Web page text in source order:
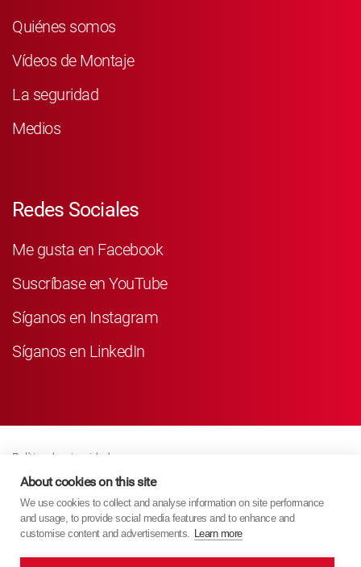
Quiénes somos
Vídeos de Montaje
La seguridad
Medios
Redes Sociales
Me gusta en Facebook
Suscríbase en YouTube
Síganos en Instagram
Síganos en LinkedIn
Política de privacidad
Business Partner Privacy
Política De Cookies
Modern Slavery Act Policy
About cookies on this site
We use cookies to collect and analyse information on site performance
and usage, to provide social media features and to enhance and
customise content and advertisements. Learn more